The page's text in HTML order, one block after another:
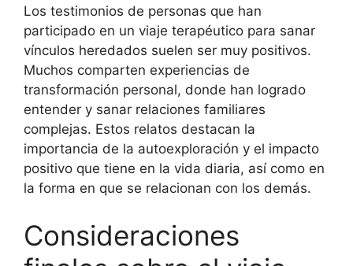
Los testimonios de personas que han
participado en un viaje terapéutico para sanar
vínculos heredados suelen ser muy positivos.
Muchos comparten experiencias de
transformación personal, donde han logrado
entender y sanar relaciones familiares
complejas. Estos relatos destacan la
importancia de la autoexploración y el impacto
positivo que tiene en la vida diaria, así como en
la forma en que se relacionan con los demás.
Consideraciones